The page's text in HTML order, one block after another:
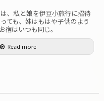
、私と娘を伊豆小旅行に招待
ても、妹はもはや子供のよう
宿はいつも同じ。
Read more